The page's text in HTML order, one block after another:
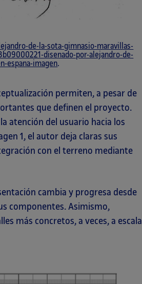
de-la-sota-gimnasio-maravillas-
disenado-por-alejandro-de-
espana-imagen.
permiten, a pesar de
que definen el proyecto.
atención del usuario hacia los
1, el autor deja claras sus
con el terreno mediante
cambia y progresa desde
componentes. Asimismo,
más concretos, a veces, a escala